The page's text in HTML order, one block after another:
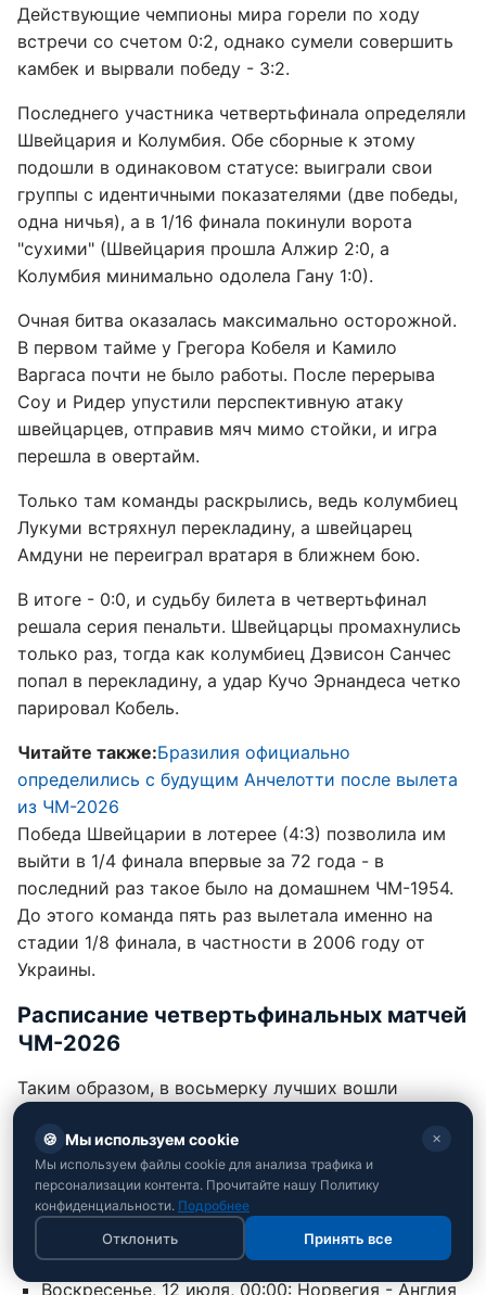
Действующие чемпионы мира горели по ходу
встречи со счетом 0:2, однако сумели совершить
камбек и вырвали победу - 3:2.
Последнего участника четвертьфинала определяли
Швейцария и Колумбия. Обе сборные к этому
подошли в одинаковом статусе: выиграли свои
группы с идентичными показателями (две победы,
одна ничья), а в 1/16 финала покинули ворота
"сухими" (Швейцария прошла Алжир 2:0, а
Колумбия минимально одолела Гану 1:0).
Очная битва оказалась максимально осторожной.
В первом тайме у Грегора Кобеля и Камило
Варгаса почти не было работы. После перерыва
Соу и Ридер упустили перспективную атаку
швейцарцев, отправив мяч мимо стойки, и игра
перешла в овертайм.
Только там команды раскрылись, ведь колумбиец
Лукуми встряхнул перекладину, а швейцарец
Амдуни не переиграл вратаря в ближнем бою.
В итоге - 0:0, и судьбу билета в четвертьфинал
решала серия пенальти. Швейцарцы промахнулись
только раз, тогда как колумбиец Дэвисон Санчес
попал в перекладину, а удар Кучо Эрнандеса четко
парировал Кобель.
Читайте также:Бразилия официально
определились с будущим Анчелотти после вылета
из ЧМ-2026
Победа Швейцарии в лотерее (4:3) позволила им
выйти в 1/4 финала впервые за 72 года - в
последний раз такое было на домашнем ЧМ-1954.
До этого команда пять раз вылетала именно на
стадии 1/8 финала, в частности в 2006 году от
Украины.
Расписание четвертьфинальных матчей
ЧМ-2026
Таким образом, в восьмерку лучших вошли
Аргентина, Франция, Норвегия, Англия, Бельгия,
Испания, Марокко и Швейцария. Матчи этой
стадии начнутся в четверг.
Четверг, 9 июля, 23:00: Франция - Марокко
Пятница, 10 июля, 22:00: Испания - Бельгия
Воскресенье, 12 июля, 00:00: Норвегия - Англия
🍪 Мы используем cookie ✕
Мы используем файлы cookie для анализа трафика и
персонализации контента. Прочитайте нашу Политику
конфиденциальности. Подробнее
Отклонить Принять все